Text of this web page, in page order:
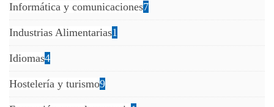
Informática y comunicaciones7
Industrias Alimentarias1
Idiomas4
Hostelería y turismo9